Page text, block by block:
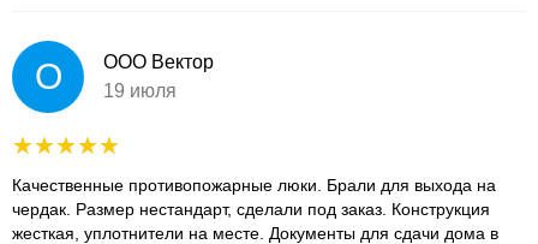
О
ООО Вектор
19 июля
Качественные противопожарные люки. Брали для выхода на
чердак. Размер нестандарт, сделали под заказ. Конструкция
жесткая, уплотнители на месте. Документы для сдачи дома в